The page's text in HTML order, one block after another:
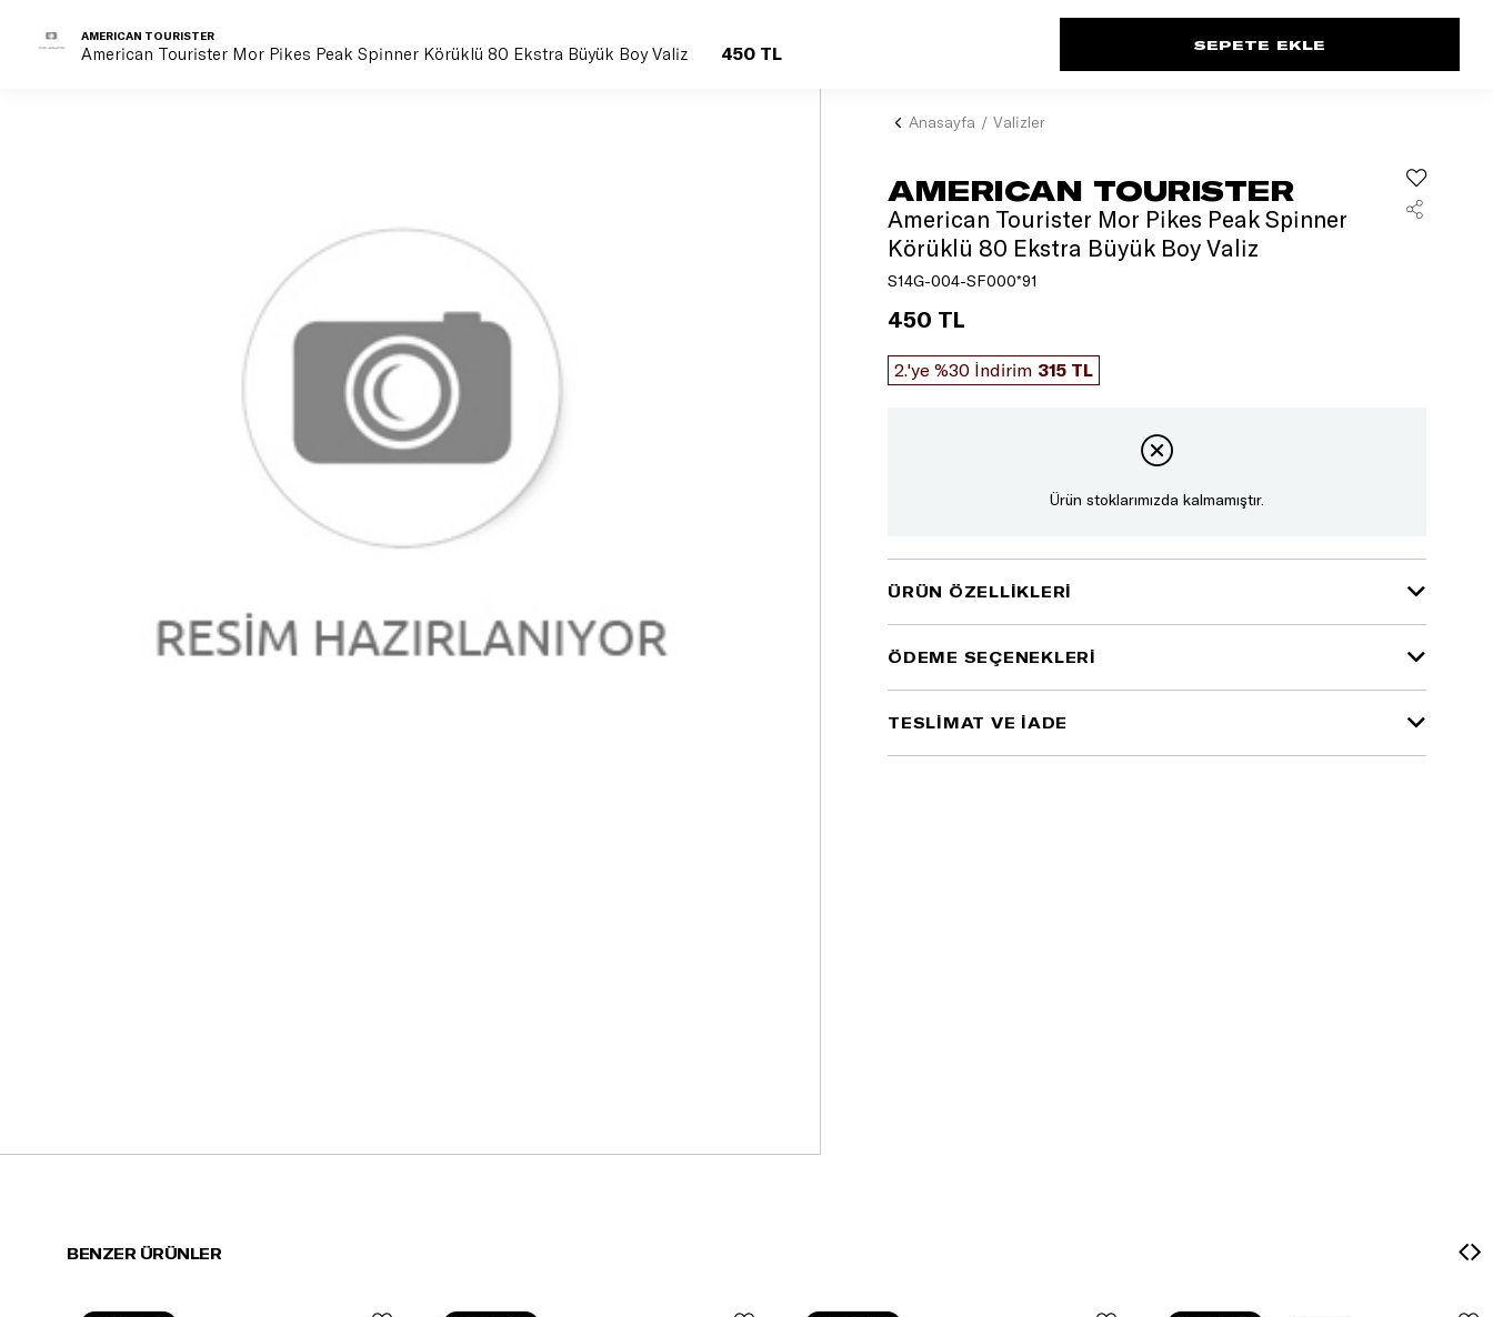
Anasayfa Valizler
AMERICAN TOURISTER
American Tourister Mor Pikes Peak Spinner
Körüklü 80 Ekstra Büyük Boy Valiz
S14G-004-SF000*91
450 TL
2.'ye %30 İndirim 315 TL
Ürün stoklarımızda kalmamıştır.
ÜRÜN ÖZELLIKLERI
ÖDEME SEÇENEKLERI
TESLİMAT VE İADE
BENZER ÜRÜNLER
AMERICAN TOURISTER
American Tourister Mor Pikes Peak Spinner Körüklü 80 Ekstra Büyük Boy Valiz 450 TL